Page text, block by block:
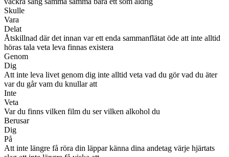
Skulle
Vara
Delat
Åtskillnad där det innan var ett enda sammanflätat öde att inte alltid
höras tala veta leva finnas existera
Genom
Dig
Att inte leva livet genom dig inte alltid veta vad du gör vad du äter
var du går vam du knullar att
Inte
Veta
Var du finns vilken film du ser vilken alkohol du
Berusar
Dig
På
Att inte längre få röra din läppar känna dina andetag värje hjärtats